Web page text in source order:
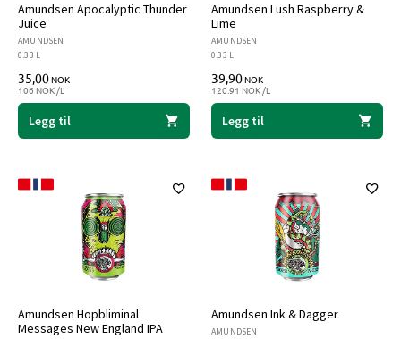
Amundsen Apocalyptic Thunder
Juice
AMUNDSEN
0.33 L
35,00NOK
106 NOK /L
Legg til
Amundsen Lush Raspberry &
Lime
AMUNDSEN
0.33 L
39,90NOK
120.91 NOK /L
Legg til
Amundsen Hopbliminal
Messages New England IPA
Amundsen Ink & Dagger
AMUNDSEN